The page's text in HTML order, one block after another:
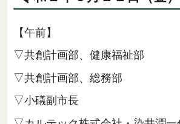
【午前】
▽共創計画部、健康福祉部
▽共創計画部、総務部
▽小礒副市長